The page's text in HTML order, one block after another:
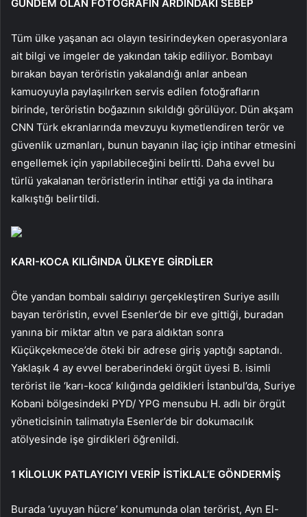
GÜNDEM OLAN FOTOĞRAFIN ARDINDAKİ SEBEP
Tüm ülke yaşanan acı olayın tesirindeyken operasyonlara
ait bilgi ve imgeler de yakından takip ediliyor. Bombayı
bırakan bayan teröristin yakalandığı anlar anbean
kamuoyuyla paylaşılırken servis edilen fotoğrafların
birinde, teröristin boğazının sıkıldığı görülüyor. Dün akşam
CNN Türk ekranlarında mevzuyu kıymetlendiren terör ve
güvenlik uzmanları, bunun bayanın ilaç içip intihar etmesini
engellemek için yapılabileceğini belirtti. Daha evvel bu
türlü yakalanan teröristlerin intihar ettiği ya da intihara
kalkıştığı belirtildi.
KARI-KOCA KILIĞINDA ÜLKEYE GİRDİLER
Öte yandan bombalı saldırıyı gerçekleştiren Suriye asıllı
bayan teröristin, evvel Esenler’de bir eve gittiği, buradan
yanına bir miktar altın ve para aldıktan sonra
Küçükçekmece’de öteki bir adrese giriş yaptığı saptandı.
Yaklaşık 4 ay evvel beraberindeki örgüt üyesi B. isimli
terörist ile ‘karı-koca’ kılığında geldikleri İstanbul’da, Suriye
Kobani bölgesindeki PYD/ YPG mensubu H. adlı bir örgüt
yöneticisinin talimatıyla Esenler’de bir dokumacılık
atölyesinde işe girdikleri öğrenildi.
1 KİLOLUK PATLAYICIYI VERİP İSTİKLAL’E GÖNDERMİŞ
Burada ‘uyuyan hücre’ konumunda olan terörist, Ayn El-